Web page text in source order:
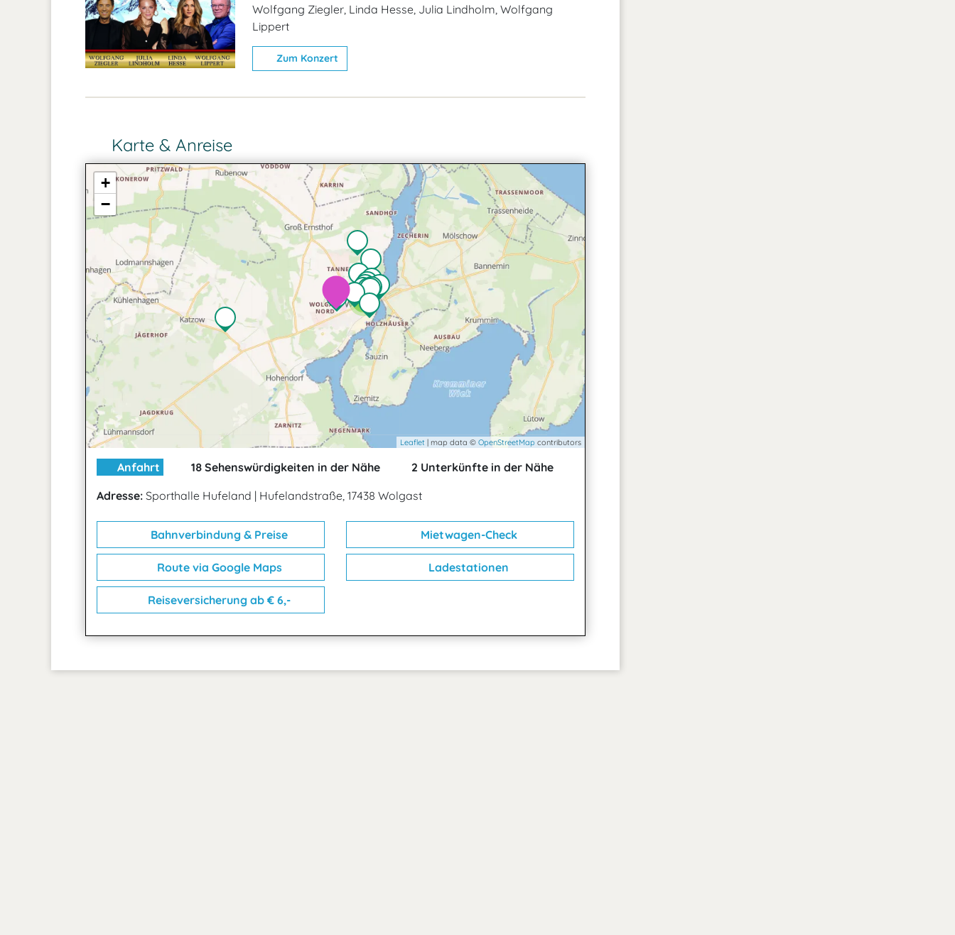
Wolfgang Ziegler, Linda Hesse, Julia Lindholm, Wolfgang
Lippert
Zum Konzert
Karte & Anreise
32
+
−
Leaflet | map data © OpenStreetMap contributors
Anfahrt 18 Sehenswürdigkeiten in der Nähe
2 Unterkünfte in der Nähe
Adresse: Sporthalle Hufeland | Hufelandstraße, 17438 Wolgast
Bahnverbindung & Preise Mietwagen-Check
Route via Google Maps Ladestationen
Reiseversicherung ab € 6,-